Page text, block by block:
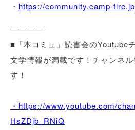
・ https://community.camp-
————-
■「本コミュ」読書会のYoutube
文学情報が満載です！チャンネ
す！
・https://www.youtube.com/
HsZDjb_RNiQ